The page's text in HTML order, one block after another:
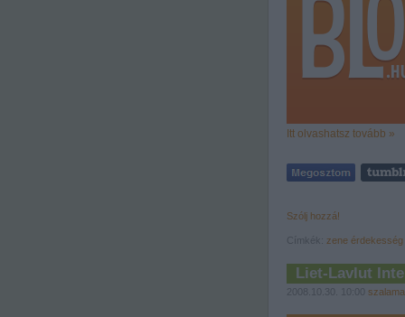
Itt olvashatsz tovább »
Szólj hozzá!
Címkék: zene érdekesség
Liet-Lavlut
2008.10.30. 10:00